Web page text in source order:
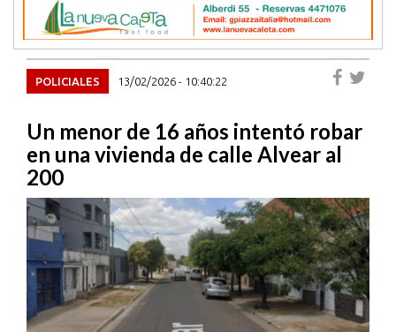
POLICIALES 13/02/2026 - 10:40:22
Un menor de 16 años intentó robar
en una vivienda de calle Alvear al
200